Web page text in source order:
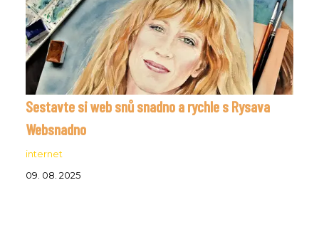
Sestavte si web snů snadno a rychle s Rysava
Websnadno
internet
09. 08. 2025